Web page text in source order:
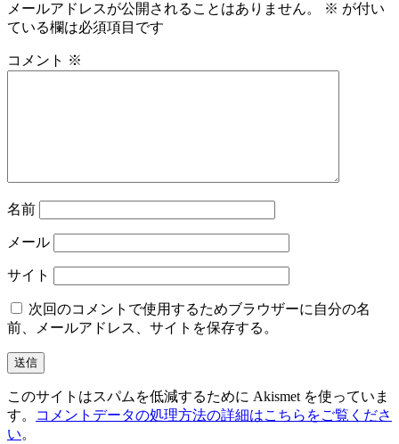
ゲ
シ
メールアドレスが公開されることはありません。 ※ が付い
ている欄は必須項目です
コメント ※
名前
メール
サイト
次回のコメントで使用するためブラウザーに自分の名
前、メールアドレス、サイトを保存する。
このサイトはスパムを低減するために Akismet を使っていま
す。
コメントデータの処理方法の詳細はこちらをご覧くださ
い。